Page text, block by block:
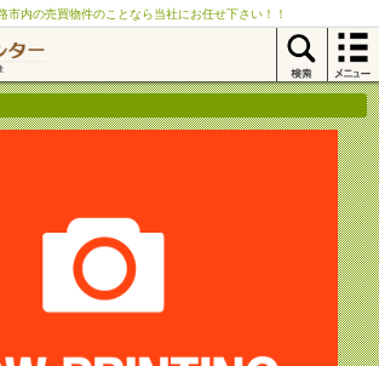
市内の売買物件のことなら当社にお任せ下さい！！